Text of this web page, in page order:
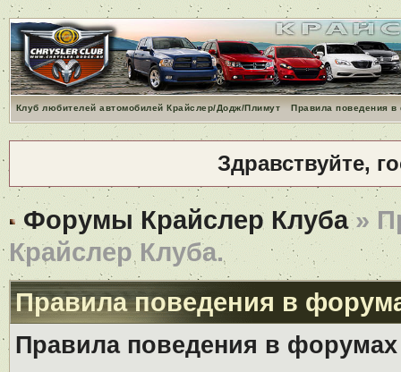
Клуб любителей автомобилей Крайслер/Додж/Плимут Правила поведения
Здравствуйте,
Форумы Крайслер Клуба»
Крайслер Клуба.
Правила поведения в
Правила поведения в